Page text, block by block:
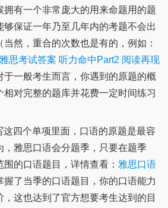
拥有一个非常庞大的用来命题用的题
够保证一年乃至几年内的考题不会出
然，重合的次数也是有的，例如：
思考试答案 听力命中Part2 阅读再现
于一般考生而言，你遇到的原题的概
对完整的题库并花费一定时间练习
这四个单项里面，口语的原题是最容
，雅思口语会分题季，只要在题季
的口语题目，详情查看： 雅思口语
握了当季的口语题目，你的口语能力
这也达到了官方想要考生达到的目